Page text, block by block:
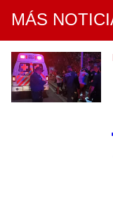
MÁS